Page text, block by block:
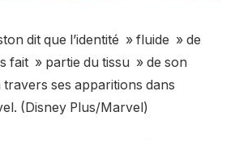
dit que l’identité » fluide » de
fait » partie du tissu » de son
ses apparitions dans
(Disney Plus/Marvel)